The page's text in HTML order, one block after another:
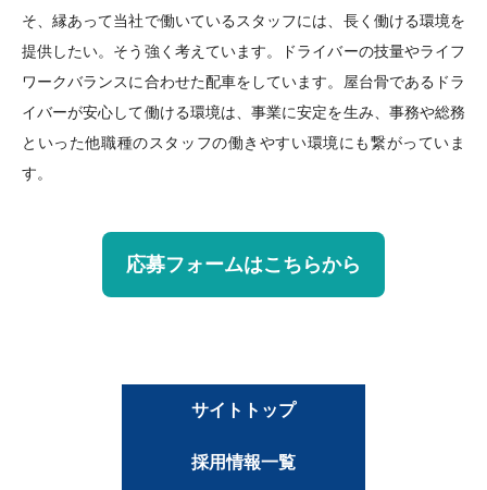
そ、縁あって当社で働いているスタッフには、長く働ける環境を
提供したい。そう強く考えています。ドライバーの技量やライフ
ワークバランスに合わせた配車をしています。屋台骨であるドラ
イバーが安心して働ける環境は、事業に安定を生み、事務や総務
といった他職種のスタッフの働きやすい環境にも繋がっていま
す。
応募フォームはこちらから
サイトトップ
採用情報一覧